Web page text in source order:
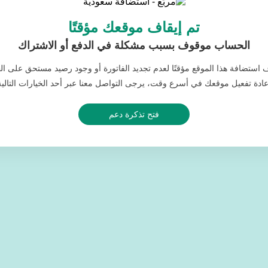
تم إيقاف موقعك مؤقتًا
الحساب موقوف بسبب مشكلة في الدفع أو الاشتراك
استضافة هذا الموقع مؤقتًا لعدم تجديد الفاتورة أو وجود رصيد مستحق على
تفعيل موقعك في أسرع وقت، يرجى التواصل معنا عبر أحد الخيارات
فتح تذكرة دعم